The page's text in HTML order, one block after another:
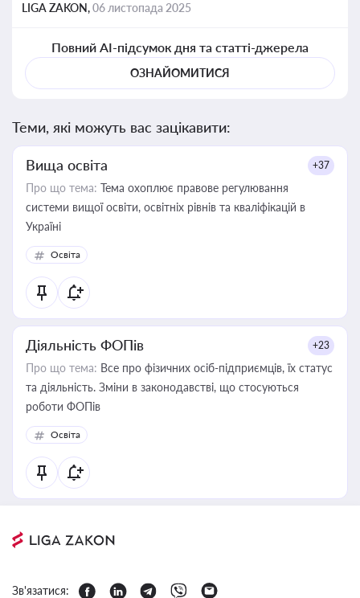
LIGA ZAKON,06 листопада 2025
Повний AI-підсумок дня та статті-джерела
ОЗНАЙОМИТИСЯ
Теми, які можуть вас зацікавити:
Вища освіта +37
Про що тема: Тема охоплює правове регулювання
системи вищої освіти, освітніх рівнів та кваліфікацій в
Україні
Освіта
Діяльність ФОПів +23
Про що тема: Все про фізичних осіб-підприємців, їх статус
та діяльність. Зміни в законодавстві, що стосуються
роботи ФОПів
Освіта
Зв'язатися: